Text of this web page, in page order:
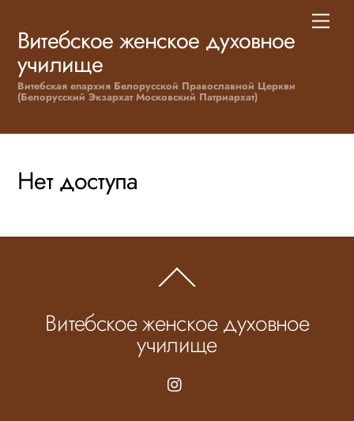
content
Витебское женское духовное
училище
Витебская епархия Белорусской Православной Церкви
(Белорусский Экзархат Московский Патриархат)
Нет доступа
To
Витебское женское духовное
училище